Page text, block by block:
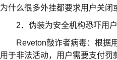
为什么很多外挂都要求用户关闭
2．伪装为安全机构恐吓用户
Reveton敲诈者病毒：根据用
用于非法活动，用户需要支付罚